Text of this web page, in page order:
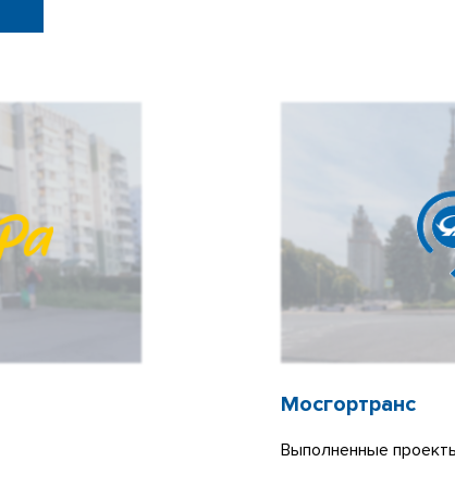
Мосгортранс
Выполненные